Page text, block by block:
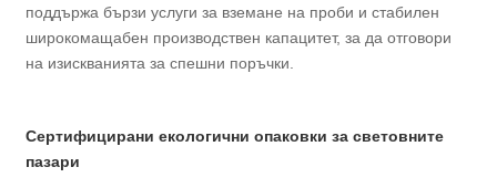
поддържа бързи услуги за вземане на проби и стабилен
широкомащабен производствен капацитет, за да отговори
на изискванията за спешни поръчки.
Сертифицирани екологични опаковки за световните
пазари